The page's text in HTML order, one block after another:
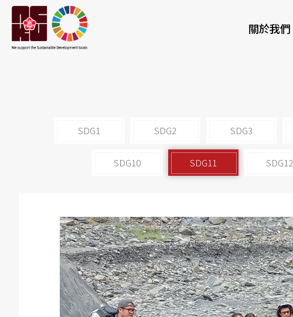
關於我們
SDG1 SDG2 SDG3
SDG10 SDG11 SDG12